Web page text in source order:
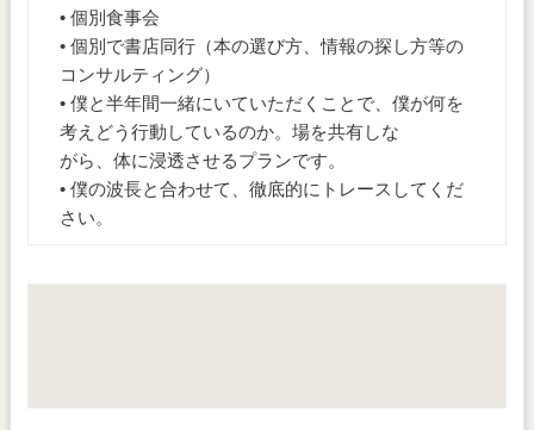
• 個別食事会
• 個別で書店同行（本の選び方、情報の探し方等の
コンサルティング）
• 僕と半年間一緒にいていただくことで、僕が何を
考えどう行動しているのか。場を共有しな
がら、体に浸透させるプランです。
• 僕の波長と合わせて、徹底的にトレースしてくだ
さい。